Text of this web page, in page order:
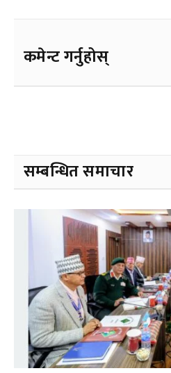
कमेन्ट गर्नुहोस्
सम्बन्धित समाचार